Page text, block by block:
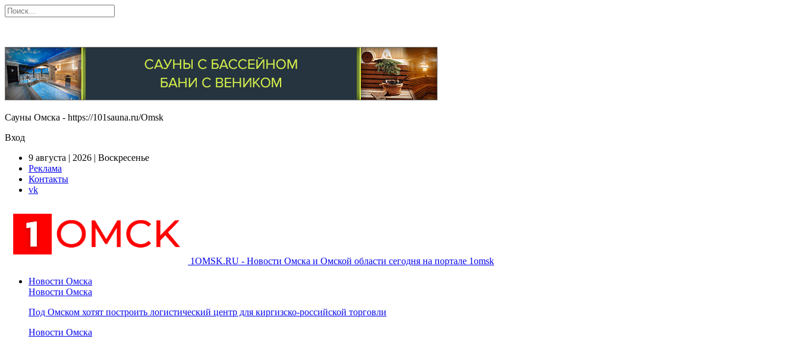
Сауны Омска - https://101sauna.ru/Omsk
Вход
9 августа | 2026 | Воскресенье
Реклама
Контакты
vk
1OMSK.RU - Новости Омска и Омской области сегодня на портале 1omsk
Новости Омска
Новости Омска
Под Омском хотят построить логистический центр для киргизско-российской торговли
Новости Омска